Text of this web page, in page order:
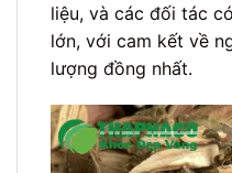
liệu, và các đối tác
lớn, với cam kết về
lượng đồng nhất.